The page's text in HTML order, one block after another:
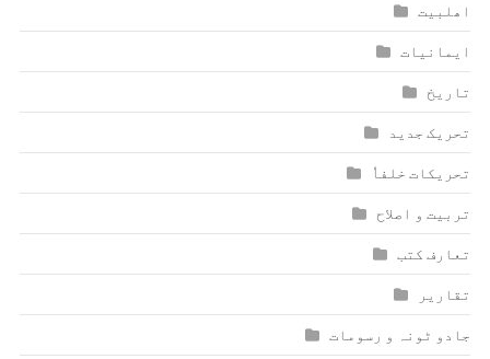
اھلبیت
ایمانیات
تاریخ
تحریک جدید
تحریکات خلفاٗ
تربیت و اصلاح
تعارف کتب
تقاریر
جادو ٹونہ و رسومات